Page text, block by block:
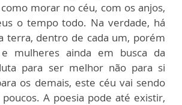
morar no céu, com os anjos,
o tempo todo. Na verdade, há
terra, dentro de cada um, porém
mulheres ainda em busca da
para ser melhor não para si
os demais, este céu vai sendo
A poesia pode até existir,